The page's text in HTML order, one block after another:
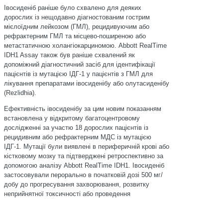
Івосиденіб раніше було схвалено для деяких
дорослих із нещодавно діагностованим гострим
мієлоїдним лейкозом (ГМЛ), рецидивуючим або
рефрактерним ГМЛ та місцево-поширеною або
метастатичною холангіокарциномою. Abbott RealTime
IDH1 Assay також був раніше схвалений як
допоміжний діагностичний засіб для ідентифікації
пацієнтів із мутацією IДГ-1 у пацієнтів з ГМЛ для
лікування препаратами івосиденібу або олутасиденібу
(Rezlidhia).
Ефективність івосиденібу за цим новим показанням
встановлена у відкритому багатоцентровому
дослідженні за участю 18 дорослих пацієнтів із
рецидивним або рефрактерним МДС із мутацією
ІДГ-1. Мутації були виявлені в периферичній крові або
кістковому мозку та підтверджені ретроспективно за
допомогою аналізу Abbott RealTime IDH1. Івосиденіб
застосовували перорально в початковій дозі 500 мг/
добу до прогресування захворювання, розвитку
неприйнятної токсичності або проведення